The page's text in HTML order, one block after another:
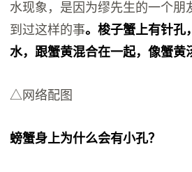
水现象，是因为缪先生的一个朋
到过这样的事。梭子蟹上有针孔
水，跟蟹黄混合在一起，像蟹黄
△网络配图
螃蟹身上为什么会有小孔？